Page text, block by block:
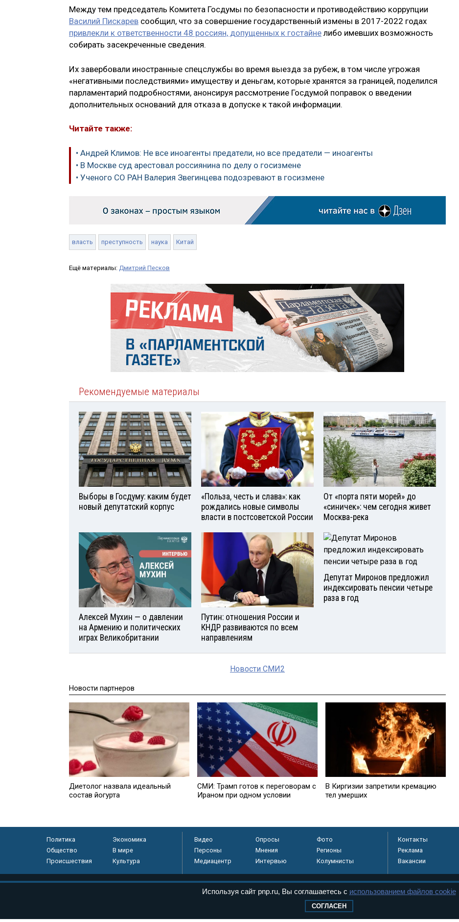
Между тем председатель Комитета Госдумы по безопасности и противодействию коррупции
Василий Пискарев сообщил, что за совершение государственный измены в 2017-2022 годах
привлекли к ответственности 48 россиян, допущенных к гостайне либо имевших возможность
собирать засекреченные сведения.
Их завербовали иностранные спецслужбы во время выезда за рубеж, в том числе угрожая
«негативными последствиями» имуществу и деньгам, которые хранятся за границей, поделился
парламентарий подробностями, анонсируя рассмотрение Госдумой поправок о введении
дополнительных оснований для отказа в допуске к такой информации.
Читайте также:
• Андрей Климов: Не все иноагенты предатели, но все предатели — иноагенты
• В Москве суд арестовал россиянина по делу о госизмене
• Ученого СО РАН Валерия Звегинцева подозревают в госизмене
власть преступность наука Китай
Ещё материалы: Дмитрий Песков
Рекомендуемые материалы
Выборы в Госдуму: каким будет
новый депутатский корпус
«Польза, честь и слава»: как
рождались новые символы
власти в постсоветской России
От «порта пяти морей» до
«синичек»: чем сегодня живет
Москва-река
Алексей Мухин — о давлении
на Армению и политических
играх Великобритании
Путин: отношения России и
КНДР развиваются по всем
направлениям
Депутат Миронов предложил
индексировать пенсии четыре
раза в год
Новости СМИ2
Новости партнеров
Диетолог назвала идеальный
состав йогурта
СМИ: Трамп готов к переговорам с
Ираном при одном условии
В Киргизии запретили кремацию
тел умерших
Политика
Экономика
Общество
В мире
Происшествия
Культура
Видео Опросы
Фото
Персоны
Мнения
Регионы
Медиацентр
Интервью Колумнисты
Контакты
Реклама
Вакансии
Используя сайт pnp.ru, Вы соглашаетесь с использованием файлов cookie
СОГЛАСЕН